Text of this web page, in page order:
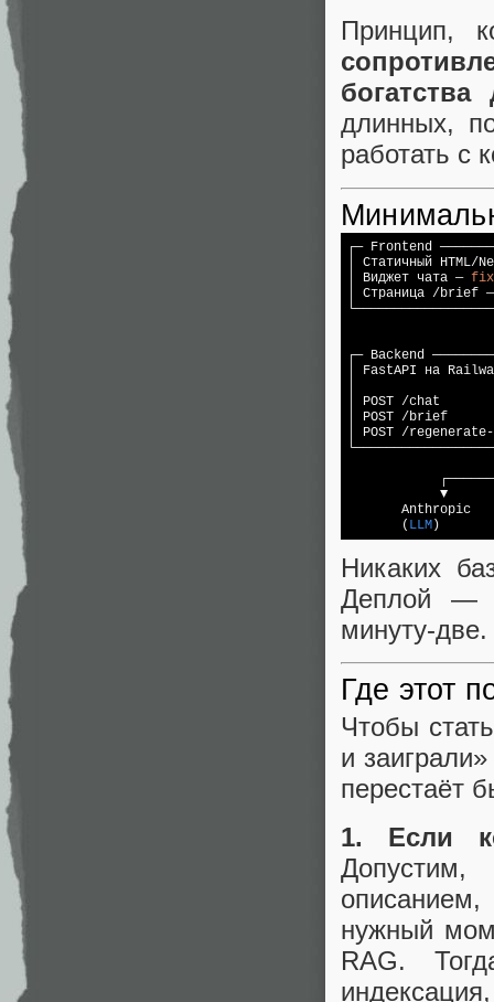
Принцип,
богатства
длинных,
работать с
┌─ Frontend
│ Статичный
│ Виджет чата —
│ Страница /brief
┌─ Backend
│ FastAPI на
│ POST /chat
│ POST /brief
│ POST /
▼
       (
LLM)
Никаких
Деплой —
минуту-две.
Где этот
Чтобы
и
перестаёт
1. Если
нужный
RAG.